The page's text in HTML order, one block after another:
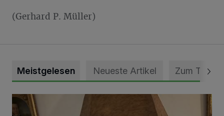
(Gerhard P. Müller)
Meistgelesen Neueste Artikel Zum Thema
„Loss dir nix jefalle“ in 7 Tage 1 Song